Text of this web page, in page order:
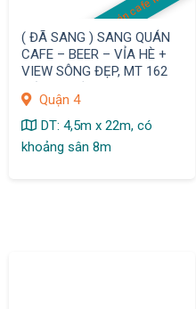
( ĐÃ SANG ) SANG QUÁN
CAFE – BEER – VỈA HÈ +
VIEW SÔNG ĐẸP, MT 162
Quận 4
DT: 4,5m x 22m, có
khoảng sân 8m